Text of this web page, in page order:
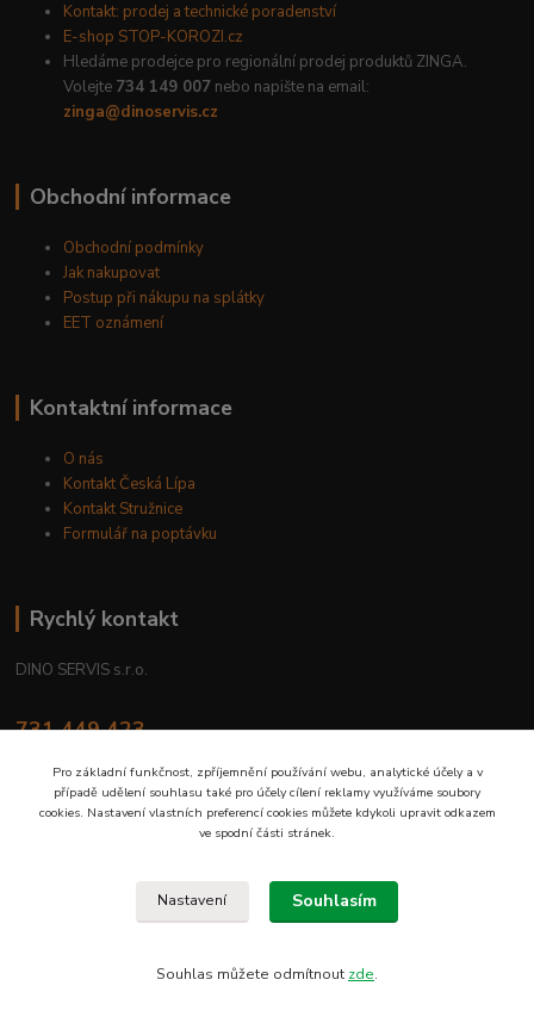
Kontakt: prodej a technické poradenství
E-shop STOP-KOROZI.cz
Hledáme prodejce pro regionální prodej produktů ZINGA.
Volejte 734 149 007 nebo napište na email:
zinga@dinoservis.cz
Obchodní informace
Obchodní podmínky
Jak nakupovat
Postup při nákupu na splátky
EET oznámení
Kontaktní informace
O nás
Kontakt Česká Lípa
Kontakt Stružnice
Formulář na poptávku
Rychlý kontakt
DINO SERVIS s.r.o.
731 449 423
prodejna@dinoservis.cz
Proč nakupovat u nás? Jsme na trhu již od roku 1990.
Pro základní funkčnost, zpříjemnění používání webu, analytické účely a v
případě udělení souhlasu také pro účely cílení reklamy využíváme soubory
cookies. Nastavení vlastních preferencí cookies můžete kdykoli upravit odkazem
ve spodní části stránek.
Nastavení Souhlasím
Souhlas můžete odmítnout zde.